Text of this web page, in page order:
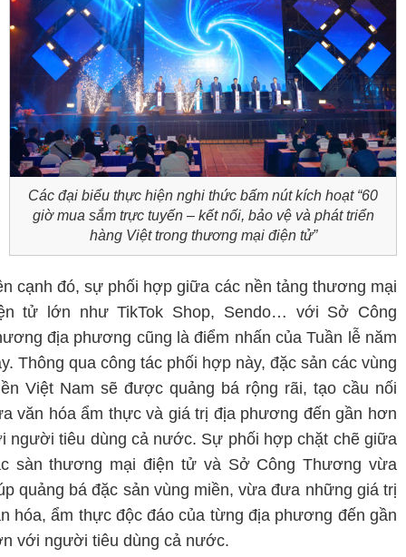
Các đại biểu thực hiện nghi thức bấm nút kích hoạt “60
giờ mua sắm trực tuyến – kết nối, bảo vệ và phát triển
hàng Việt trong thương mại điện tử”
cạnh đó, sự phối hợp giữa các nền tảng thương mại
tử lớn như TikTok Shop, Sendo… với Sở Công
địa phương cũng là điểm nhấn của Tuần lễ năm
Thông qua công tác phối hợp này, đặc sản các vùng
Việt Nam sẽ được quảng bá rộng rãi, tạo cầu nối
văn hóa ẩm thực và giá trị địa phương đến gần hơn
người tiêu dùng cả nước. Sự phối hợp chặt chẽ giữa
sàn thương mại điện tử và Sở Công Thương vừa
quảng bá đặc sản vùng miền, vừa đưa những giá trị
hóa, ẩm thực độc đáo của từng địa phương đến gần
với người tiêu dùng cả nước.